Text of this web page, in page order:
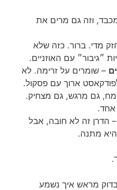
וזה גם מרים את
מדי. ברור. כזה שלא
״גיבור״ עם האוזניים.
– שומרים על זרימה. לא
ארוך עם פסקול.
גם מרגש, גם מצחיק.
אחד.
– הדרן זה לא חובה, אבל
מתנה.
מראש איך נשמע